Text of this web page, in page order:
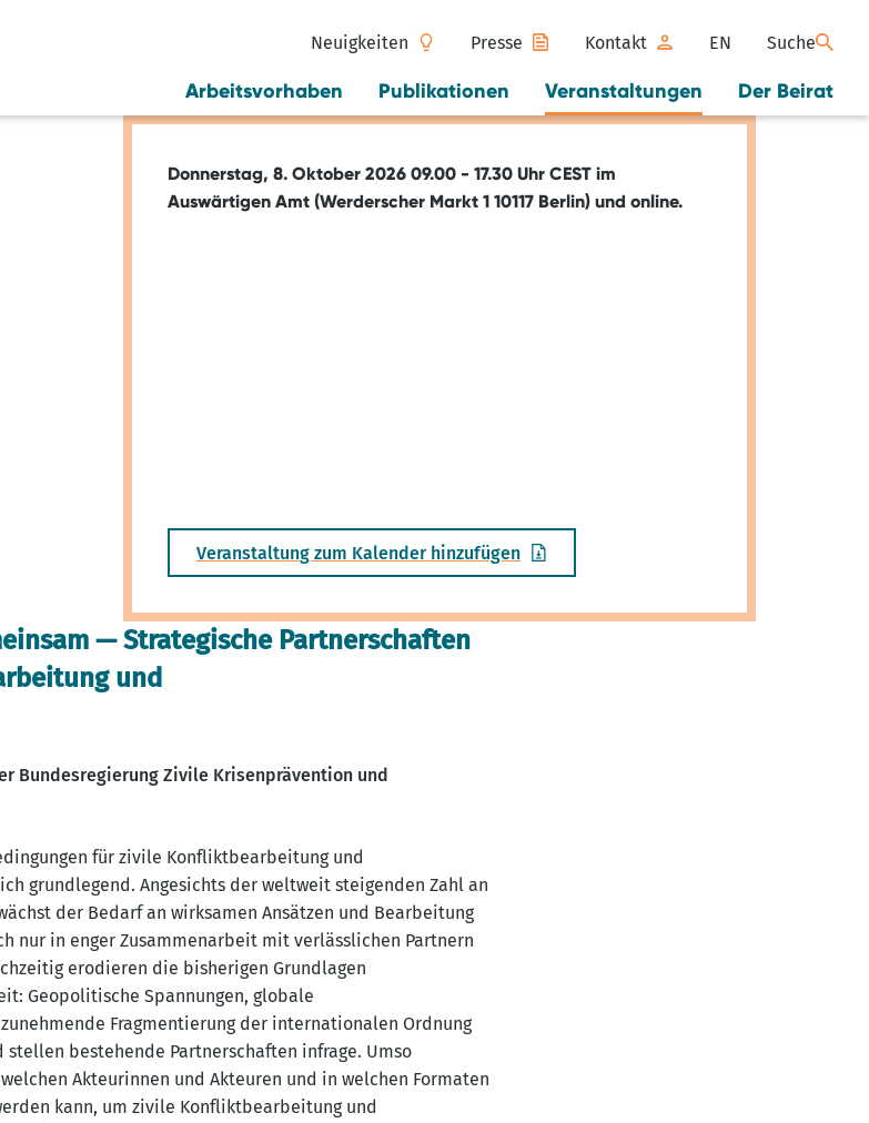
Suche
Arbeitsvorhaben Publikationen Veranstaltungen Der Beirat
Neuigkeiten Presse Kontakt EN
Donnerstag, 8. Oktober 2026 09.00 - 17.30 Uhr CEST im
Auswärtigen Amt (Werderscher Markt 1 10117 Berlin) und online.
Veranstaltung zum Kalender hinzufügen
— Strategische Partnerschaften
und
Bundesregierung Zivile Krisenprävention und
für zivile Konfliktbearbeitung und
grundlegend. Angesichts der weltweit steigenden Zahl an
der Bedarf an wirksamen Ansätzen und Bearbeitung
nur in enger Zusammenarbeit mit verlässlichen Partnern
erodieren die bisherigen Grundlagen
Geopolitische Spannungen, globale
Fragmentierung der internationalen Ordnung
stellen bestehende Partnerschaften infrage. Umso
Akteurinnen und Akteuren und in welchen Formaten
kann, um zivile Konfliktbearbeitung und